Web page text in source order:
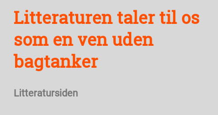
Litteraturen taler til os
som en ven uden
bagtanker
Litteratursiden